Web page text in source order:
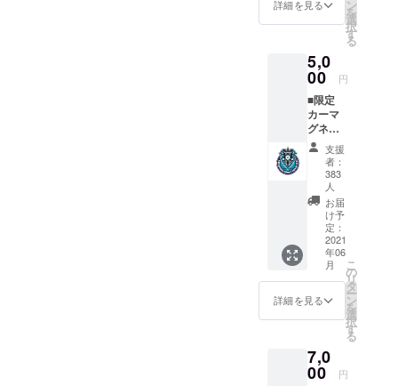
スポン
サー
に名前
を掲載
（ご支
援金額
によっ
てサイ
ズ変
更）
※2 ※3
※1：
5,000円
以上の
ご支援
で、選
手直筆
サイン
をお入
れしま
きませ
ん）。
詳細を見る ン
を
選
択
す
る
5,0
00 円
■限定
カーマ
グネッ
ト《ク
ラウド
ファン
ディン
グ限
定》 特
①・・
【選手
直筆サ
イン入
り】オ
スト
カード
支援
者：
383
人
お届
け予
定：
2021
年06
月
詳細を見る
こ
の
リ
タ
ー
ン
を
選
択
す
る
7,0
00 円